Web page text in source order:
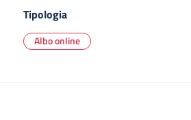
Tipologia
Albo online